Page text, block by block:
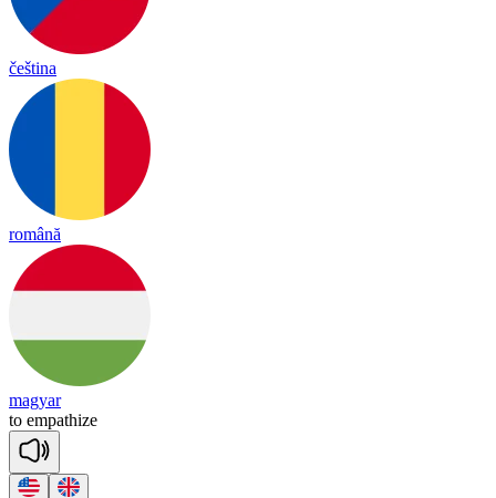
čeština
română
magyar
to empathize